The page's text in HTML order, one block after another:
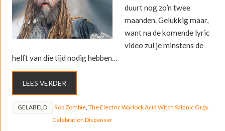
duurt nog zo’n twee
maanden. Gelukkig maar,
want na de komende lyric
video zul je minstens de
helft van die tijd nodig hebben…
LEES VERDER
GELABELD Rob Zombie, The Electric Warlock Acid Witch Satanic Orgy
Celebration Dispenser